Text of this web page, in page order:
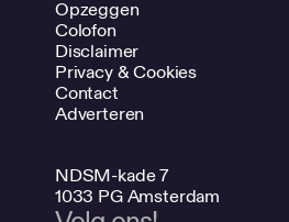
Opzeggen
Colofon
Disclaimer
Privacy & Cookies
Contact
Adverteren
NDSM-kade 7
1033 PG Amsterdam